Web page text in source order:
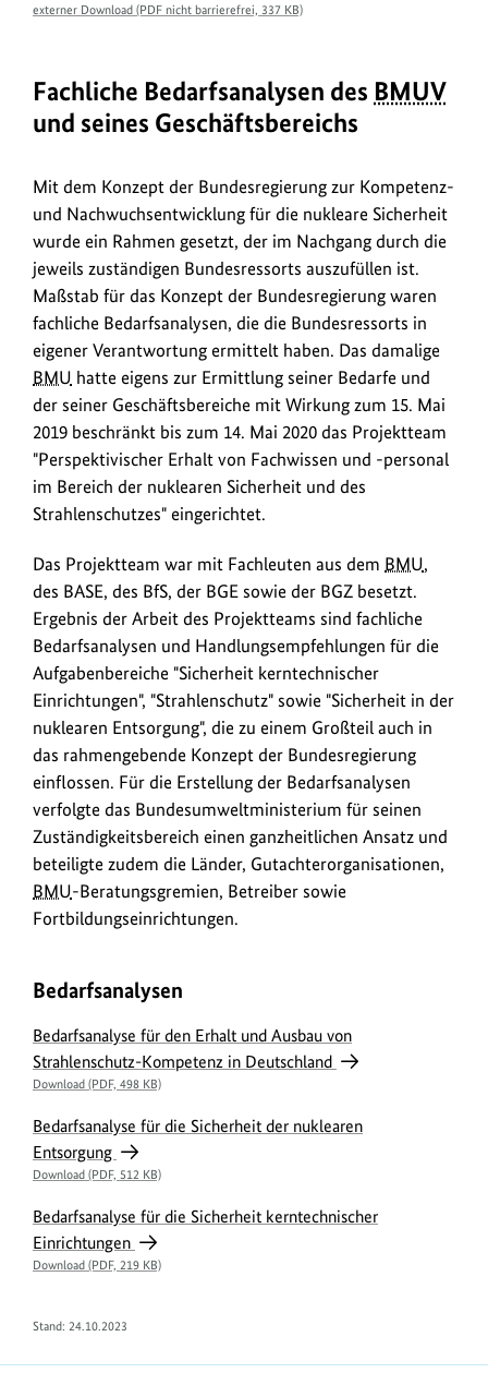
externer Download (PDF nicht barrierefrei, 337 KB)
Fachliche Bedarfsanalysen des BMUV
und seines Geschäftsbereichs
Mit dem Konzept der Bundesregierung zur Kompetenz-
und Nachwuchsentwicklung für die nukleare Sicherheit
wurde ein Rahmen gesetzt, der im Nachgang durch die
jeweils zuständigen Bundesressorts auszufüllen ist.
Maßstab für das Konzept der Bundesregierung waren
fachliche Bedarfsanalysen, die die Bundesressorts in
eigener Verantwortung ermittelt haben. Das damalige
BMU hatte eigens zur Ermittlung seiner Bedarfe und
der seiner Geschäftsbereiche mit Wirkung zum 15. Mai
2019 beschränkt bis zum 14. Mai 2020 das Projektteam
"Perspektivischer Erhalt von Fachwissen und -personal
im Bereich der nuklearen Sicherheit und des
Strahlenschutzes" eingerichtet.
Das Projektteam war mit Fachleuten aus dem BMU,
des BASE, des BfS, der BGE sowie der BGZ besetzt.
Ergebnis der Arbeit des Projektteams sind fachliche
Bedarfsanalysen und Handlungsempfehlungen für die
Aufgabenbereiche "Sicherheit kerntechnischer
Einrichtungen", "Strahlenschutz" sowie "Sicherheit in der
nuklearen Entsorgung", die zu einem Großteil auch in
das rahmengebende Konzept der Bundesregierung
einflossen. Für die Erstellung der Bedarfsanalysen
verfolgte das Bundesumweltministerium für seinen
Zuständigkeitsbereich einen ganzheitlichen Ansatz und
beteiligte zudem die Länder, Gutachterorganisationen,
BMU-Beratungsgremien, Betreiber sowie
Fortbildungseinrichtungen.
Bedarfsanalysen
Bedarfsanalyse für den Erhalt und Ausbau von
Strahlenschutz-Kompetenz in Deutschland
Download (PDF, 498 KB)
Bedarfsanalyse für die Sicherheit der nuklearen
Entsorgung
Download (PDF, 512 KB)
Bedarfsanalyse für die Sicherheit kerntechnischer
Einrichtungen
Download (PDF, 219 KB)
Stand: 24.10.2023